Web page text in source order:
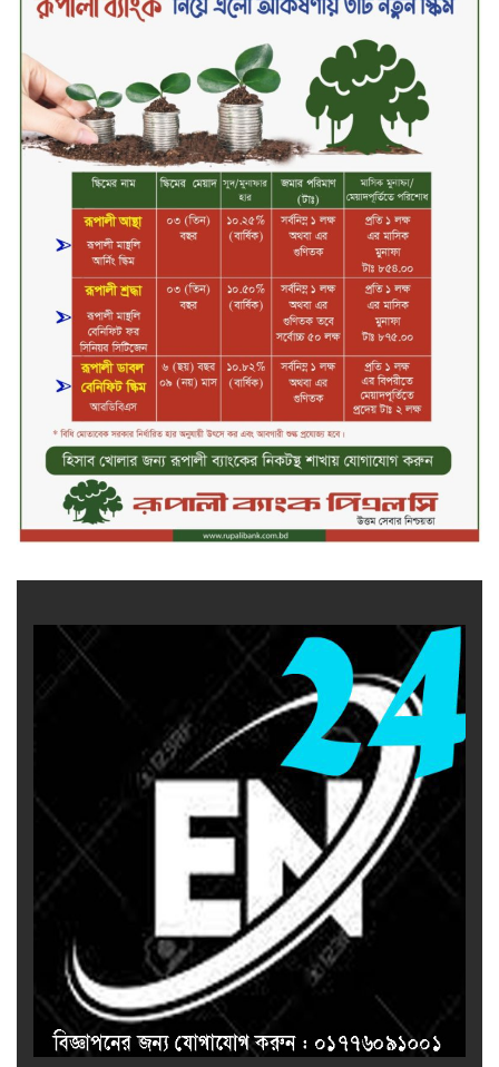
মধ্যরাতে শাহজালাল বিমানবন্দরের
বলাকা লাউঞ্জে অগ্নিকাণ্ড
নিরাপদ ও স্বল্পব্যয়ে ক্যাশলেস লেনদেন
গড়তে কাজ করছে বাংলাদেশ ব্যাংক:
গভর্নর
জীবননগর সীমান্ত দিয়ে ভারতে অবৈধ
অনুপ্রবেশের সময় ৮ বাংলাদেশি নারী
আটক